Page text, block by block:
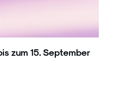
zum 15. September